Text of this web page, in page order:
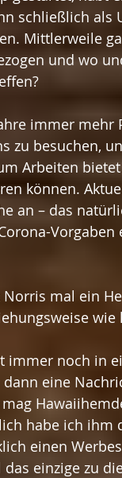
schließlich
Mittlerweile
und wo
immer
zu besuchen,
Arbeiten
können.
an – das
Norris mal ein
immer noch in
dann eine
habe ich ihm
einen
einzige zu